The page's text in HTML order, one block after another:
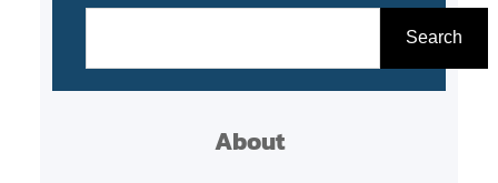
Search
About